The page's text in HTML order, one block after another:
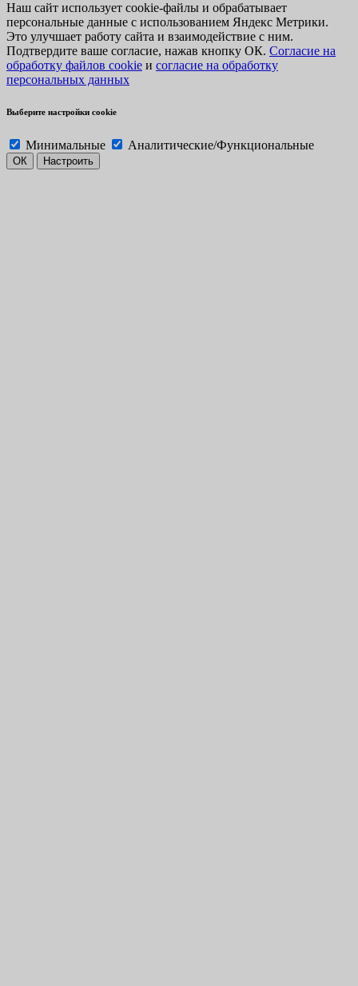
Наш сайт использует cookie-файлы и обрабатывает
персональные данные с использованием Яндекс Метрики.
Это улучшает работу сайта и взаимодействие с ним.
Подтвердите ваше согласие, нажав кнопку ОК. Согласие на
обработку файлов cookie и согласие на обработку
персональных данных
Выберите настройки cookie
Минимальные Аналитические/Функциональные
ОК Настроить